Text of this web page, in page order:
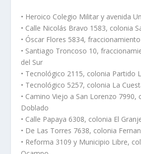
• Heroico Colegio Militar y avenida
• Calle Nicolás Bravo 1583, colonia
• Óscar Flores 5834,
• Santiago Troncoso 10,
del Sur
• Tecnológico 2115, colonia Partido
• Tecnológico 5257, colonia La
• Camino Viejo a San Lorenzo 7990,
Doblado
• Calle Papaya 6308, colonia El
• De Las Torres 7638, colonia
• Reforma 3109 y Municipio Libre,